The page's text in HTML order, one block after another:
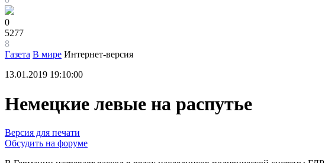
0
5277
8
Газета В мире Интернет-версия
13.01.2019 19:10:00
Немецкие левые на распутье
Версия для печати
Обсудить на форуме